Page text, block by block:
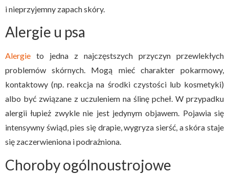
i nieprzyjemny zapach skóry.
Alergie u psa
Alergie to jedna z najczęstszych przyczyn przewlekłych
problemów skórnych. Mogą mieć charakter pokarmowy,
kontaktowy (np. reakcja na środki czystości lub kosmetyki)
albo być związane z uczuleniem na ślinę pcheł. W przypadku
alergii łupież zwykle nie jest jedynym objawem. Pojawia się
intensywny świąd, pies się drapie, wygryza sierść, a skóra staje
się zaczerwieniona i podrażniona.
Choroby ogólnoustrojowe